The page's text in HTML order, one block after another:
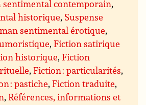
sentimental contemporain,
historique, Suspense
sentimental érotique,
,Fiction satirique
historique,Fiction
,Fiction : particularités,
: pastiche,Fiction traduite,
,Références, informations et